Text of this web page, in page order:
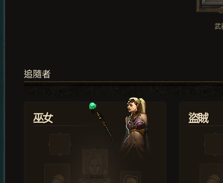
武
追隨者
巫女 盜賊